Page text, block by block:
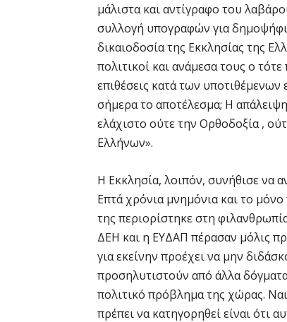
μάλιστα και αντίγραφο του
συλλογή υπογραφών για
δικαιοδοσία της Εκκλησίας της
πολιτικοί και ανάμεσα τους ο
επιθέσεις κατά των υποτιθέμενων
σήμερα το αποτέλεσμα; Η
ελάχιστο ούτε την Ορθοδοξία ,
Ελλήνων».
Η Εκκλησία, λοιπόν, συνήθισε να
Επτά χρόνια μνημόνια και το
της περιορίστηκε στη
ΔΕΗ και η ΕΥΔΑΠ πέρασαν μόλις
για εκείνην προέχει να μην
προσηλυτιστούν από άλλα
πολιτικό πρόβλημα της χώρας.
πρέπει να κατηγορηθεί είναι ότι